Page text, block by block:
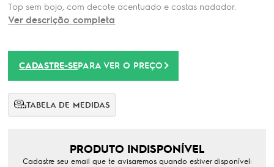
Top sem bojo, com decote acentuado e costas nadador.
Ver descrição completa
CADASTRE-SEPARA VER O PREÇO
TABELA DE MEDIDAS
PRODUTO INDISPONÍVEL
Cadastre seu email que te avisaremos quando estiver disponível: